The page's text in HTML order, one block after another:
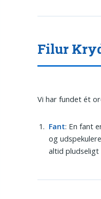
Filur
Vi har fundet ét
Fant: En fant
og
altid pludseligt